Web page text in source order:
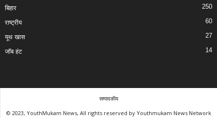
बिहार 250
राष्ट्रीय 60
यूथ खास 27
जॉब हंट 14
सम्पादकीय
© 2023, YouthMukam News, All rights reserved by Youthmukam News Network